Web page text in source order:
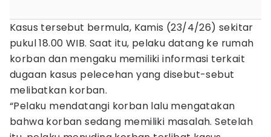
Kasus tersebut bermula, Kamis (23/4/26) sekitar
pukul 18.00 WIB. Saat itu, pelaku datang ke rumah
korban dan mengaku memiliki informasi terkait
dugaan kasus pelecehan yang disebut-sebut
melibatkan korban.
“Pelaku mendatangi korban lalu mengatakan
bahwa korban sedang memiliki masalah. Setelah